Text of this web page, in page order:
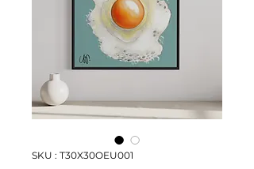
SKU : T30X30OEU001